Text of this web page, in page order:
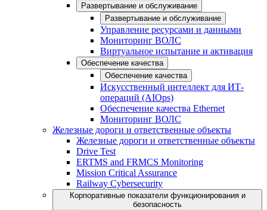
Развертывание и обслуживание
Развертывание и обслуживание
Управление ресурсами и данными
Мониторинг ВОЛС
Виртуальное испытание и активация
Обеспечение качества
Обеспечение качества
Искусственный интеллект для ИТ-
операций (AIOps)
Обеспечение качества Ethernet
Мониторинг ВОЛС
Железные дороги и ответственные объекты
Железные дороги и ответственные объекты
Drive Test
ERTMS and FRMCS Monitoring
Mission Critical Assurance
Railway Cybersecurity
Корпоративные показатели функционирования и
безопасность